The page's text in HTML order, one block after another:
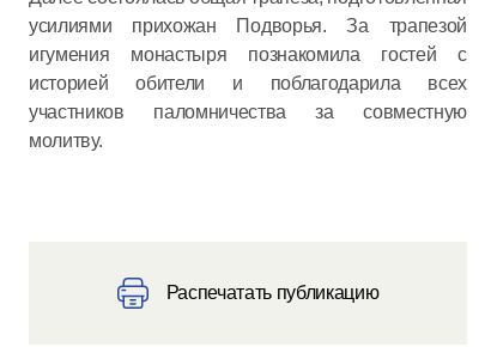
усилиями прихожан Подворья. За трапезой
игумения монастыря познакомила гостей с
историей обители и поблагодарила всех
участников паломничества за совместную
молитву.
Распечатать публикацию